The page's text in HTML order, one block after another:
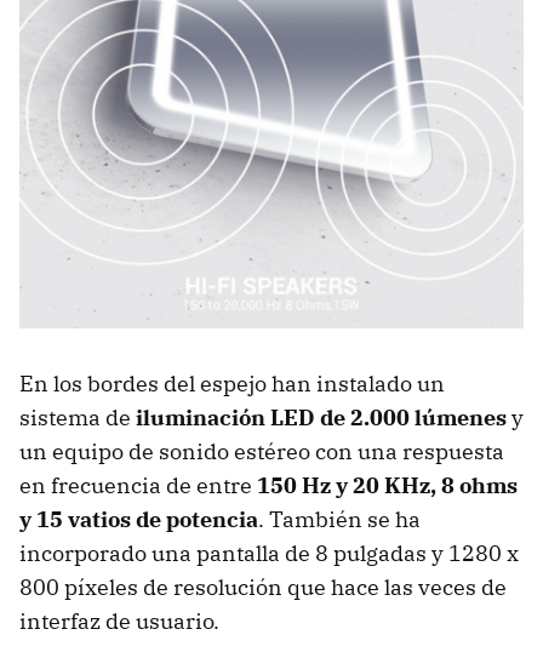
En los bordes del espejo han instalado un
sistema de iluminación LED de 2.000 lúmenesy
un equipo de sonido estéreo con una respuesta
en frecuencia de entre 150 Hz y 20 KHz, 8 ohms
y 15 vatios de potencia. También se ha
incorporado una pantalla de 8 pulgadas y 1280 x
800 píxeles de resolución que hace las veces de
interfaz de usuario.